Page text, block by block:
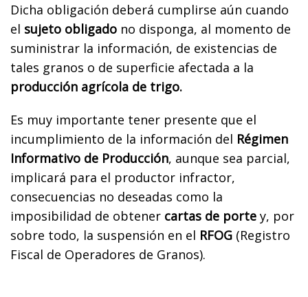
Dicha obligación deberá cumplirse aún cuando
el sujeto obligado no disponga, al momento de
suministrar la información, de existencias de
tales granos o de superficie afectada a la
producción agrícola de trigo.
Es muy importante tener presente que el
incumplimiento de la información del Régimen
Informativo de Producción, aunque sea parcial,
implicará para el productor infractor,
consecuencias no deseadas como la
imposibilidad de obtener cartas de porte y, por
sobre todo, la suspensión en el RFOG (Registro
Fiscal de Operadores de Granos).